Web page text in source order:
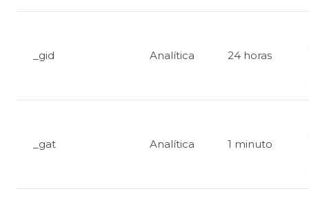
_gid Analítica 24 horas
_gat Analítica 1 minuto